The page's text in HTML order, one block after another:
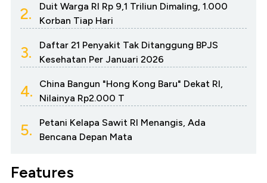
2.
Duit Warga RI Rp 9,1 Triliun Dimaling, 1.000
Korban Tiap Hari
3.
Daftar 21 Penyakit Tak Ditanggung BPJS
Kesehatan Per Januari 2026
4.
China Bangun "Hong Kong Baru" Dekat RI,
Nilainya Rp2.000 T
5.
Petani Kelapa Sawit RI Menangis, Ada
Bencana Depan Mata
Features